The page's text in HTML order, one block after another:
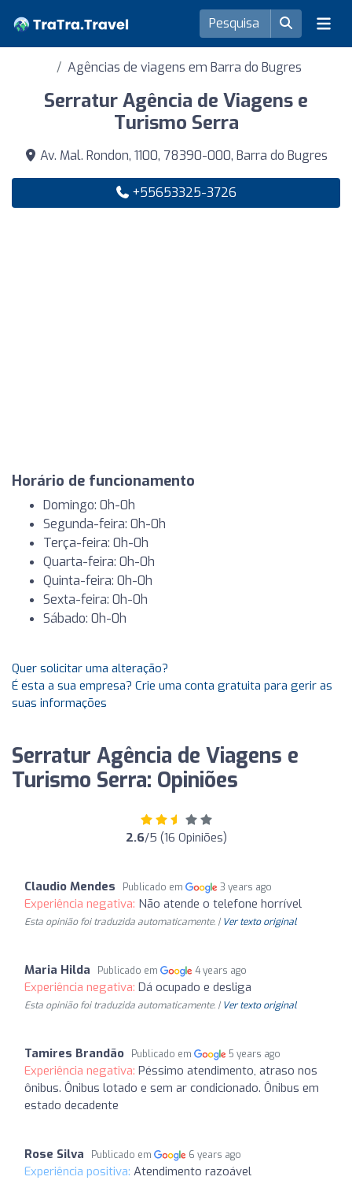
Agências de viagens em Barra do Bugres
Serratur Agência de Viagens e
Turismo Serra
Av. Mal. Rondon, 1100, 78390-000, Barra do Bugres
+55653325-3726
Horário de funcionamento
Domingo: 0h-0h
Segunda-feira: 0h-0h
Terça-feira: 0h-0h
Quarta-feira: 0h-0h
Quinta-feira: 0h-0h
Sexta-feira: 0h-0h
Sábado: 0h-0h
Quer solicitar uma alteração?
É esta a sua empresa? Crie uma conta gratuita para gerir as
suas informações
Serratur Agência de Viagens e
Turismo Serra: Opiniões
2.6/5 (16 Opiniões)
Claudio Mendes Publicado em 3 years ago
Experiência negativa: Não atende o telefone horrível
Esta opinião foi traduzida automaticamente. | Ver texto original
Maria Hilda Publicado em 4 years ago
Experiência negativa: Dá ocupado e desliga
Esta opinião foi traduzida automaticamente. | Ver texto original
Tamires Brandão Publicado em 5 years ago
Experiência negativa: Péssimo atendimento, atraso nos
ônibus. Ônibus lotado e sem ar condicionado. Ônibus em
estado decadente
Rose Silva Publicado em 6 years ago
Experiência positiva: Atendimento razoável